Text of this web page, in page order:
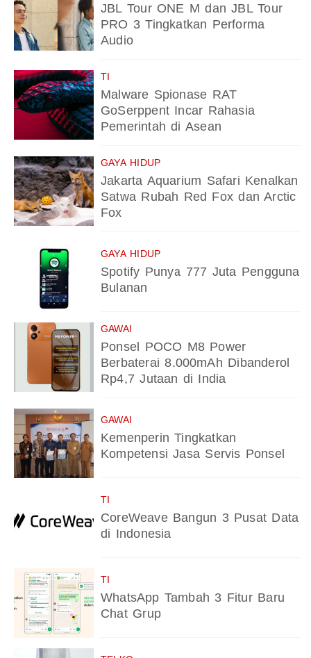
JBL Tour ONE M dan JBL Tour
PRO 3 Tingkatkan Performa
Audio
TI
Malware Spionase RAT
GoSerppent Incar Rahasia
Pemerintah di Asean
GAYA HIDUP
Jakarta Aquarium Safari Kenalkan
Satwa Rubah Red Fox dan Arctic
Fox
GAYA HIDUP
Spotify Punya 777 Juta Pengguna
Bulanan
GAWAI
Ponsel POCO M8 Power
Berbaterai 8.000mAh Dibanderol
Rp4,7 Jutaan di India
GAWAI
Kemenperin Tingkatkan
Kompetensi Jasa Servis Ponsel
TI
CoreWeave Bangun 3 Pusat Data
di Indonesia
TI
WhatsApp Tambah 3 Fitur Baru
Chat Grup